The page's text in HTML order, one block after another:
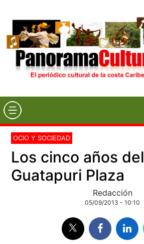
OCIO Y SOCIEDAD
Los cinco años del
Guatapuri Plaza
Redacción
05/09/2013 - 10:10